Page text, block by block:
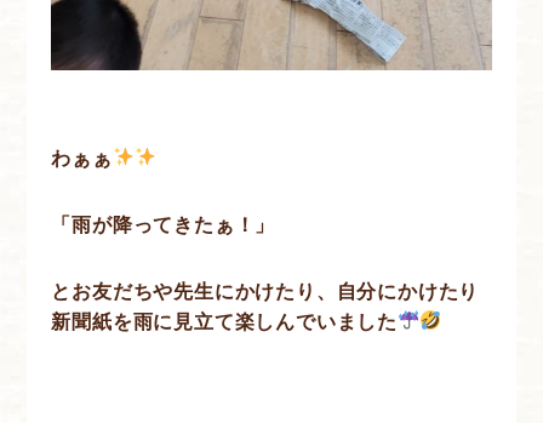
わぁぁ
「雨が降ってきたぁ！」
とお友だちや先生にかけたり、自分にかけたり
新聞紙を雨に見立て楽しんでいました